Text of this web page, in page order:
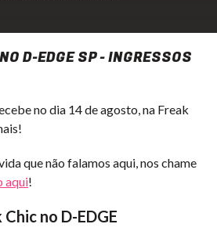
D-EDGE SP - INGRESSOS
no dia 14 de agosto, na Freak
que não falamos aqui, nos chame
aqui!
Chic no D-EDGE